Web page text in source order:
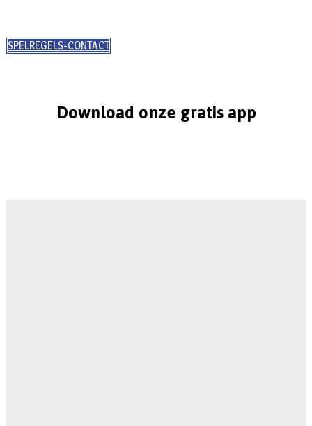
SPELREGELS-CONTACT
Download onze gratis app